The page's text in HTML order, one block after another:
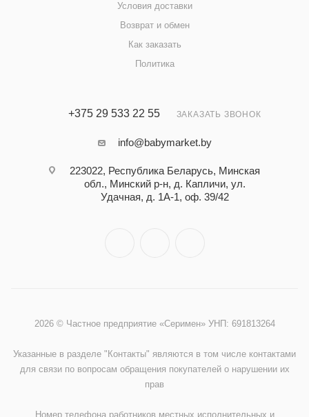
Условия доставки
Возврат и обмен
Как заказать
Политика
+375 29 533 22 55 ЗАКАЗАТЬ ЗВОНОК
info@babymarket.by
223022, Республика Беларусь, Минская
обл., Минский р-н, д. Капличи, ул.
Удачная, д. 1А-1, оф. 39/42
2026 © Частное предприятие «Серимен» УНП: 691813264
Указанные в разделе "Контакты" являются в том числе контактами
для связи по вопросам обращения покупателей о нарушении их
прав
Номер телефона работников местных исполнительных и